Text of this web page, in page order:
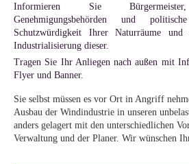
Informieren Sie Bürgermeister,
Genehmigungsbehörden und
Schutzwürdigkeit Ihrer Naturräume und
Industrialisierung dieser.
Tragen Sie Ihr Anliegen nach außen mit
Flyer und Banner.
Sie selbst müssen es vor Ort in Angriff
Ausbau der Windindustrie in unseren
anders gelagert mit den unterschiedlichen
Verwaltung und der Planer. Wir wünschen